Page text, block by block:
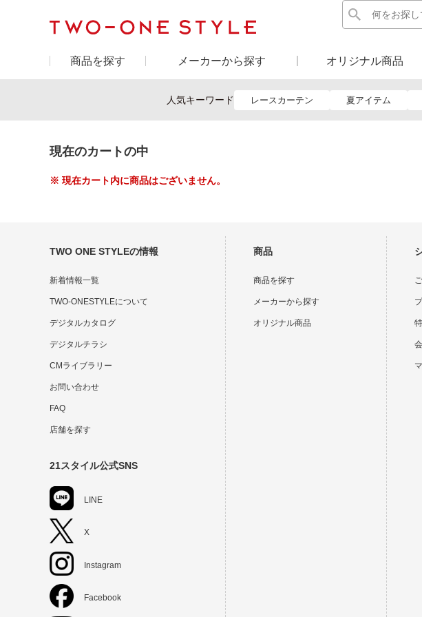
商品を探す メーカーから探す オリジナル商品
人気キーワード レースカーテン 夏アイテム
現在のカートの中
※ 現在カート内に商品はございません。
TWO ONE STYLEの情報
新着情報一覧
TWO-ONESTYLEについて
デジタルカタログ
デジタルチラシ
CMライブラリー
お問い合わせ
FAQ
店舗を探す
21スタイル公式SNS
LINE
X
Instagram
Facebook
商品
商品を探す
メーカーから探す
オリジナル商品